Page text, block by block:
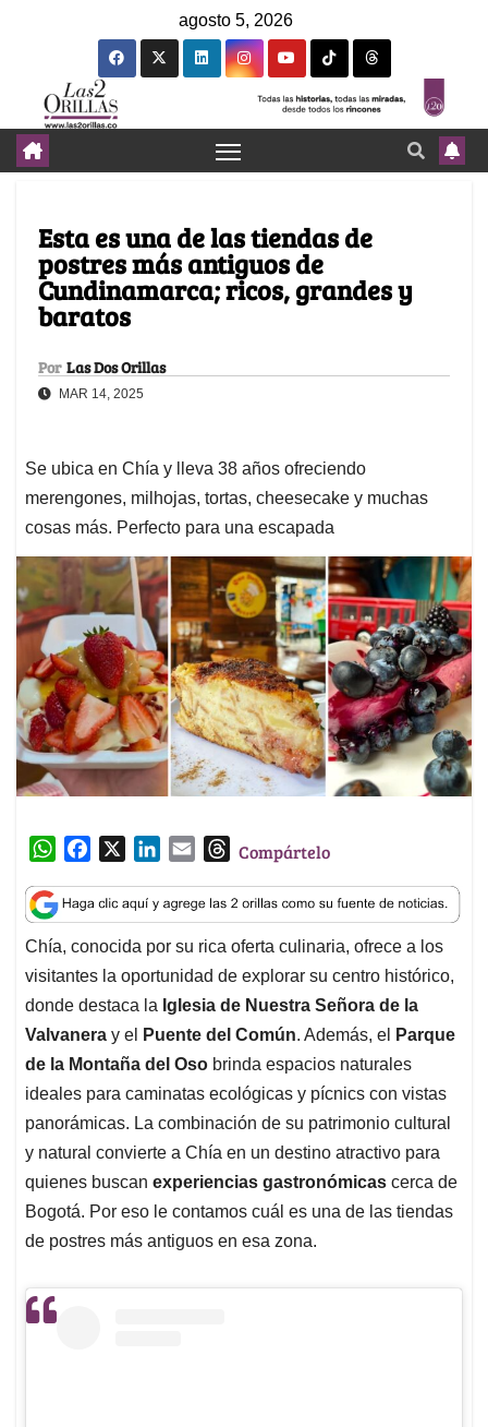
agosto 5, 2026
Esta es una de las tiendas de
postres más antiguos de
Cundinamarca; ricos, grandes y
baratos
Por Las Dos Orillas
MAR 14, 2025
Se ubica en Chía y lleva 38 años ofreciendo
merengones, milhojas, tortas, cheesecake y muchas
cosas más. Perfecto para una escapada
W
a
t
s
A
p
p
c
e
b
o
o
k
n
k
e
d
I
n
a
i
l
T
r
e
a
d
s
Compártelo
Chía, conocida por su rica oferta culinaria, ofrece a los
visitantes la oportunidad de explorar su centro histórico,
donde destaca la Iglesia de Nuestra Señora de la
Valvanera y el Puente del Común. Además, el
Parque
de la Montaña del Oso brinda espacios naturales
ideales para caminatas ecológicas y pícnics con vistas
panorámicas. La combinación de su patrimonio cultural
y natural convierte a Chía en un destino atractivo para
quienes buscan experiencias gastronómicas cerca de
Bogotá. Por eso le contamos cuál es una de las tiendas
de postres más antiguos en esa zona.